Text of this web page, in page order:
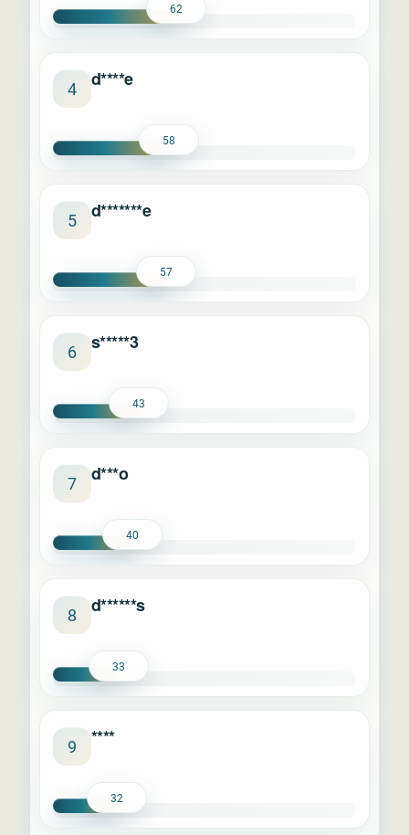
62
4 d****e
58
5 d*******e
57
6 s*****3
43
7 d***o
40
8 d******s
33
9 ****
32